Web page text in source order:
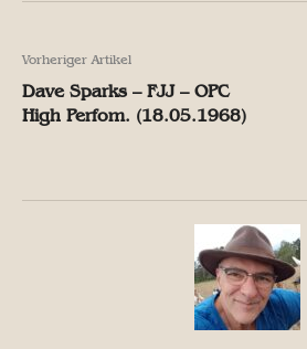
Vorheriger Artikel
Dave Sparks – FJJ – OPC
High Perfom. (18.05.1968)